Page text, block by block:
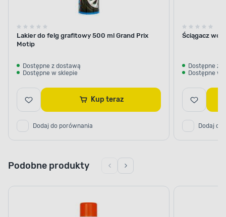
Lakier do felg grafitowy 500 ml Grand Prix
Motip
Dostępne z dostawą
Dostępne w sklepie
Kup teraz
Dodaj do porównania
Ściągacz
Dostępne z
Dostępne w
Dodaj do
Podobne produkty